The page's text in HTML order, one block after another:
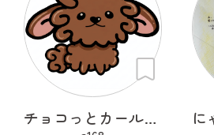
チョコっとカールちゃん